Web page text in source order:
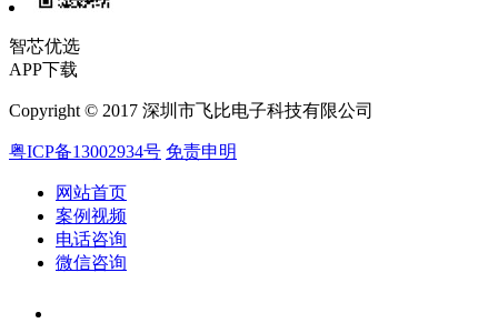
智芯优选
APP下载
Copyright © 2017 深圳市飞比电子科技有限公司
粤ICP备13002934号 免责申明
网站首页
案例视频
电话咨询
微信咨询